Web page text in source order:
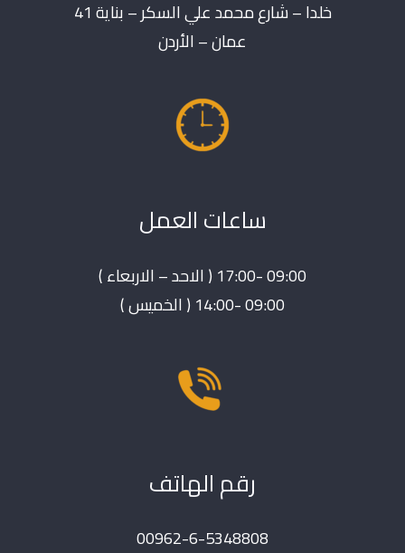
خلدا – شارع محمد علي السكر – بناية 41
عمان – الأردن
ساعات العمل
09:00 -17:00 ( الاحد – الاربعاء )
09:00 -14:00 ( الخميس )
رقم الهاتف
00962-6-5348808